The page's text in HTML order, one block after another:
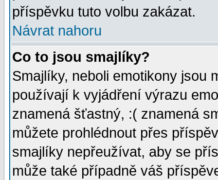
příspěvku tuto volbu zakázat.
Návrat nahoru
Co to jsou smajlíky?
Smajlíky, neboli emotikony jsou
používají k vyjádření výrazu
znamená šťastný, :( znamená
můžete prohlédnout přes
smajlíky nepřeužívat, aby se
může také případně váš